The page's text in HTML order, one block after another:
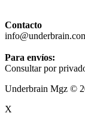
Contacto
Para envíos:
Consultar por
Underbrain Mgz ©
X